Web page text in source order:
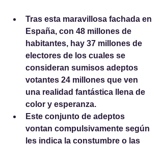
Tras esta maravillosa fachada en
España, con 48 millones de
habitantes, hay 37 millones de
electores de los cuales se
consideran sumisos adeptos
votantes 24 millones que ven
una realidad fantástica llena de
color y esperanza.
Este conjunto de adeptos
vontan compulsivamente según
les indica la constumbre o las